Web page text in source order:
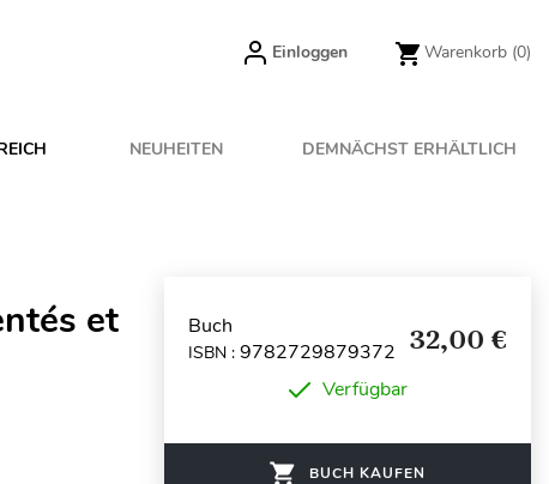
Einloggen Warenkorb (0)
NEUHEITEN DEMNÄCHST ERHÄLTLICH
et
Buch
ISBN : 9782729879372 32,00 €
Verfügbar
BUCH KAUFEN